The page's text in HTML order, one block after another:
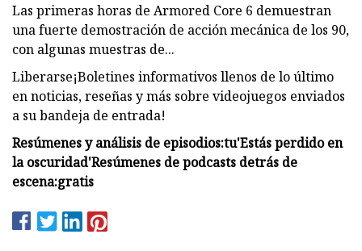
Las primeras horas de Armored Core 6 demuestran
una fuerte demostración de acción mecánica de los 90,
con algunas muestras de...
Liberarse¡Boletines informativos llenos de lo último
en noticias, reseñas y más sobre videojuegos enviados
a su bandeja de entrada!
Resúmenes y análisis de episodios:tu'Estás perdido en
la oscuridad'Resúmenes de podcasts detrás de
escena:gratis